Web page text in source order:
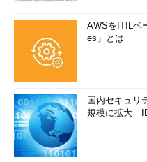
AWSをITILベ
es」とは
国内セキュリ
規模に拡大